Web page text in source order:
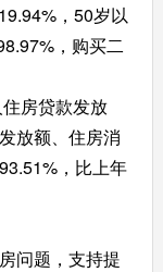
，50岁以
，购买二
房贷款发放
放额、住房消
，比上年
问题，支持提